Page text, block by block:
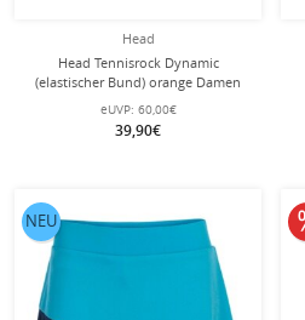
Head
Head Tennisrock Dynamic
(elastischer Bund) orange Damen
eUVP: 60,00€
39,90€
NEU